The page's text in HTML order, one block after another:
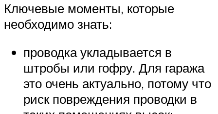
Ключевые моменты, которые
необходимо знать:
проводка укладывается в
штробы или гофру. Для гаража
это очень актуально, потому что
риск повреждения проводки в